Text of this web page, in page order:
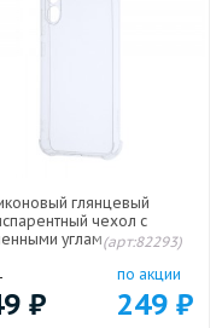
глянцевый
чехол с
углами для(арт:82293)
₽
по акции
249 ₽